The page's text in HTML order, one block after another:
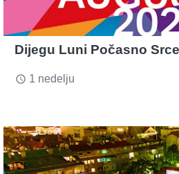
Dijegu Luni Počasno
access_time 1 nedelju